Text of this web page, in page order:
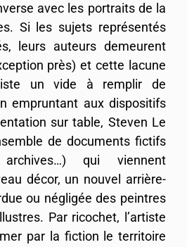
avec les portraits de la
Si les sujets représentés
leurs auteurs demeurent
près) et cette lacune
un vide à remplir de
empruntant aux dispositifs
sur table, Steven Le
de documents fictifs
qui viennent
décor, un nouvel arrière-
ou négligée des peintres
Par ricochet, l’artiste
par la fiction le territoire